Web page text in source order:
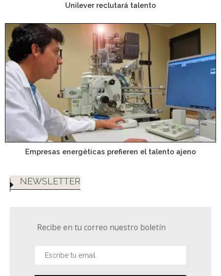
Unilever reclutará talento
Empresas energéticas prefieren el talento ajeno
NEWSLETTER
Recibe en tu correo nuestro boletín